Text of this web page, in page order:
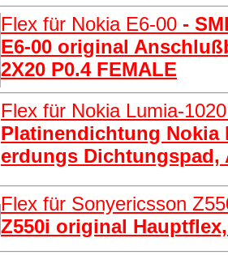
Flex für Nokia E6-00 -
E6-00 original
2X20 P0.4 FEMALE
Flex für Nokia Lumia-
Platinendichtung Nokia
erdungs Dichtungspad,
Flex für Sonyericsson
Z550i original